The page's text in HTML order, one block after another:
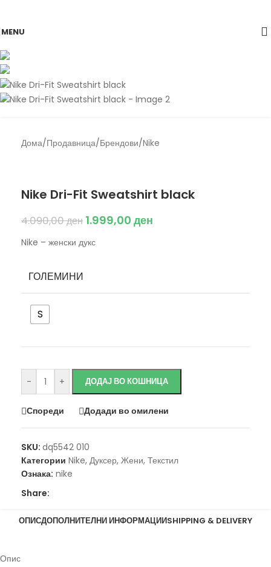
MENU
-51%
Дома/Продавница/Брендови/Nike
Nike Dri-Fit Sweatshirt black
4.090,00ден 1.999,00 ден
Nike – женски дукс
ГОЛЕМИНИ
S
- + ДОДАЈ ВО КОШНИЦА
Спореди Додади во омилени
SKU: dq5542 010
Категории Nike, Дуксер, Жени, Текстил
Ознака: nike
Share:
ОПИСДОПОЛНИТЕЛНИ ИНФОРМАЦИИSHIPPING & DELIVERY
Опис